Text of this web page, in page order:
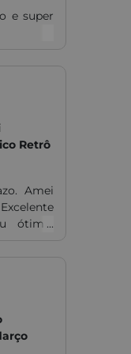
e super
Retrô
Amei
ótimo,